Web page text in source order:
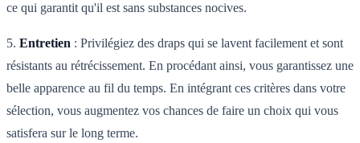
ce qui garantit qu'il est sans substances nocives.
5. Entretien : Privilégiez des draps qui se lavent facilement et sont
résistants au rétrécissement. En procédant ainsi, vous garantissez une
belle apparence au fil du temps. En intégrant ces critères dans votre
sélection, vous augmentez vos chances de faire un choix qui vous
satisfera sur le long terme.